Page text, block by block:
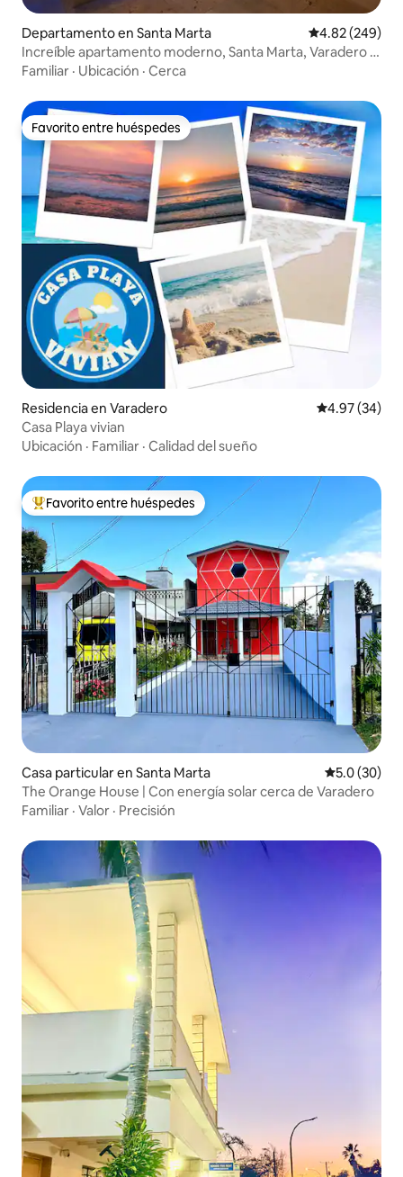
Departamento en Santa Marta Calificación
4.82 (249)
Increíble apartamento moderno, Santa Marta, Varadero +
wifi
Familiar · Ubicación · Cerca
Favorito entre huéspedes
Favorito entre huéspedes
Residencia en Varadero Calificación
4.97 (34)
Casa Playa vivian
Ubicación · Familiar · Calidad del sueño
De los mejores en Favorito entre huéspedes
Favorito entre huéspedes
Casa particular en Santa Marta Calificación
5.0 (30)
The Orange House | Con energía solar cerca de Varadero
Familiar · Valor · Precisión